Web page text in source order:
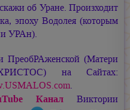
об Уране. Произходит
эпоху Водолея (которым
и УРАн).
ПреобРАженской (Матери
) на Сайтах:
.
Канал Виктории